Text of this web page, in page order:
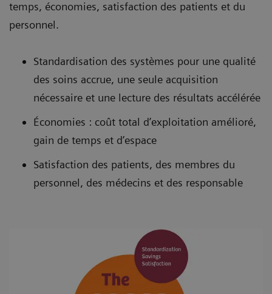
temps, économies, satisfaction des patients et du
personnel.
Standardisation des systèmes pour une qualité
des soins accrue, une seule acquisition
nécessaire et une lecture des résultats accélérée
Économies : coût total d’exploitation amélioré,
gain de temps et d’espace
Satisfaction des patients, des membres du
personnel, des médecins et des responsable